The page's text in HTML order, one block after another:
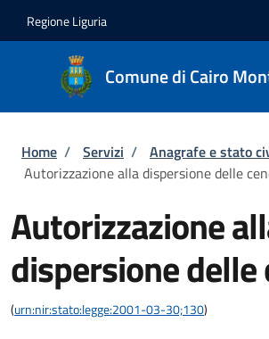
Regione Liguria
Comune di Cairo
Briciole di pane
Home / Servizi / Anagrafe e stato
Autorizzazione alla dispersione delle
Autorizzazione
dispersione delle
(urn:nir:stato:legge:2001-03-30;130)